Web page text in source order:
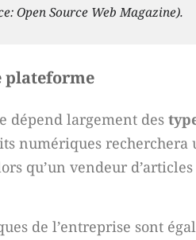
Open Source Web Magazine).
plateforme
dépend largement des
numériques
qu’un vendeur
de l’entreprise sont